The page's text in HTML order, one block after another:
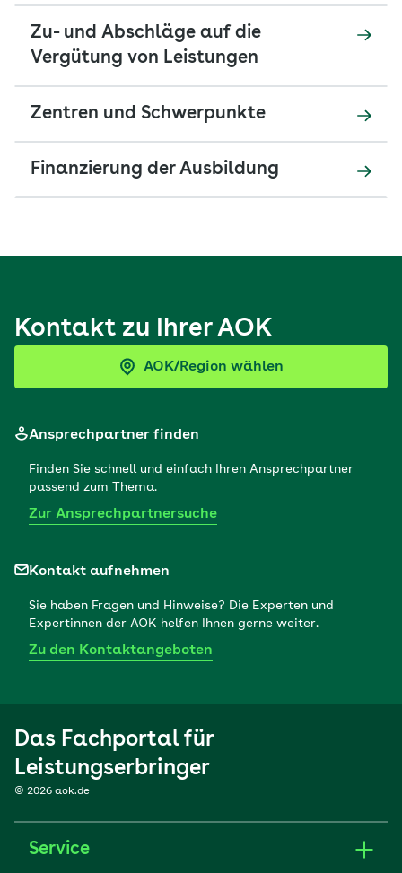
Zu- und Abschläge auf die
Vergütung von Leistungen
Zentren und Schwerpunkte
Finanzierung der Ausbildung
Kontakt zu Ihrer AOK
AOK/Region wählen
Ansprechpartner finden
Finden Sie schnell und einfach Ihren Ansprechpartner
passend zum Thema.
Zur Ansprechpartnersuche
Kontakt aufnehmen
Sie haben Fragen und Hinweise? Die Experten und
Expertinnen der AOK helfen Ihnen gerne weiter.
Zu den Kontaktangeboten
Das Fachportal für
Leistungserbringer
© 2026 aok.de
Service